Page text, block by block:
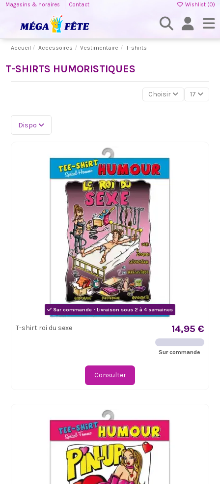
Magasins & horaires Contact Wishlist (0)
Accueil Accessoires Vestimentaire T-shirts
T-SHIRTS HUMORISTIQUES
Choisir 17
Dispo
Sur commande - Livraison sous 2 à 4 semaines
T-shirt roi du sexe 14,95 €
Sur commande
Consulter